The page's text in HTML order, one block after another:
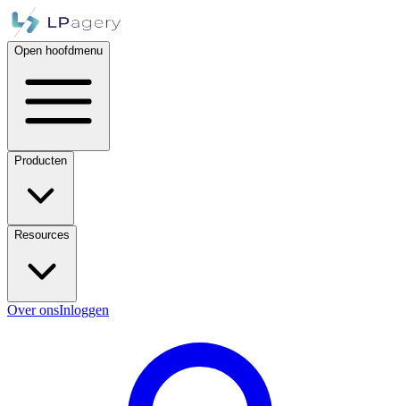
Open hoofdmenu
Producten
Resources
Over onsInloggen